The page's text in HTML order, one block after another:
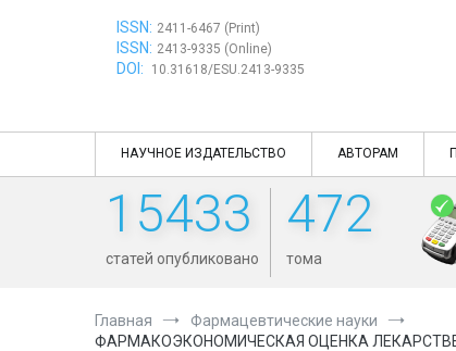
ISSN: 2411-6467 (Print)
ISSN: 2413-9335 (Online)
DOI: 10.31618/ESU.2413-9335
НАУЧНОЕ ИЗДАТЕЛЬСТВО АВТОРАМ
15433
статей опубликовано
472
тома
Главная
Фармацевтические науки
ФАРМАКОЭКОНОМИЧЕСКАЯ ОЦЕНКА